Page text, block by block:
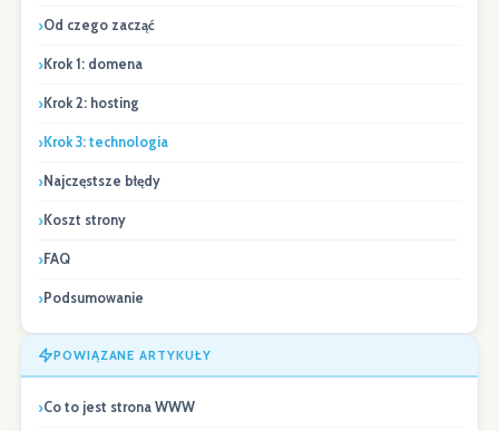
Od czego zacząć
Krok 1: domena
Krok 2: hosting
Krok 3: technologia
Najczęstsze błędy
Koszt strony
FAQ
Podsumowanie
POWIĄZANE ARTYKUŁY
Co to jest strona WWW